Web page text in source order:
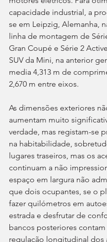
capacidade industrial, a
se em Leipzig, Alemanha,
linha de montagem de
Gran Coupé e Série 2
SUV da Mini, na anterior
media 4,313 m de
2,670 m entre eixos.
As dimensões exteriores
aumentam muito
verdade, mas registam-se
na habitabilidade,
lugares traseiros, mas os
continuam a não
espaço em largura não
que dois ocupantes, se o
fazer quilómetros em
estrada e desfrutar de
bancos posteriores
regulação longitudinal dos